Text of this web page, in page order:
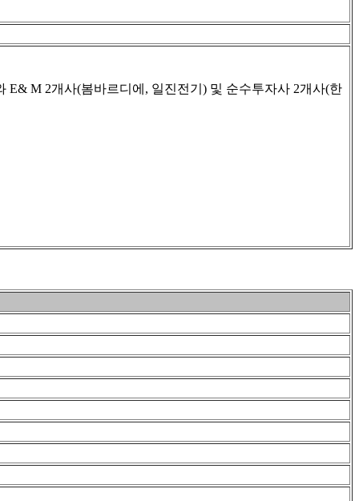
M 2개사(봄바르디에, 일진전기) 및 순수투자사 2개사(한